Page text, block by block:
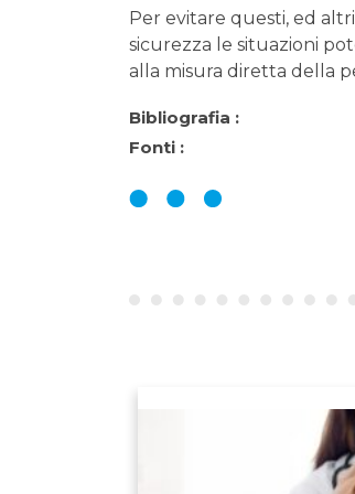
Per evitare questi, ed
sicurezza le situazioni
alla misura diretta della
Bibliografia :
Fonti :